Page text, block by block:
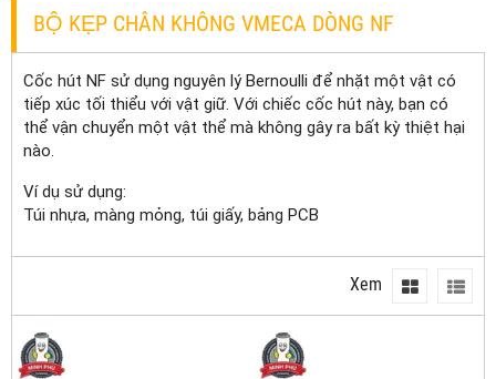
BỘ KẸP CHÂN KHÔNG VMECA DÒNG NF
Cốc hút NF sử dụng nguyên lý Bernoulli để nhặt một vật có
tiếp xúc tối thiểu với vật giữ. Với chiếc cốc hút này, bạn có
thể vận chuyển một vật thể mà không gây ra bất kỳ thiệt hại
nào.
Ví dụ sử dụng:
Túi nhựa, màng mỏng, túi giấy, bảng PCB
Xem